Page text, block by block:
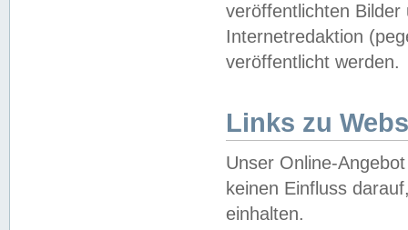
veröffentlichten
Internetredaktion
veröffentlicht werden.
Links zu
Unser Online-
keinen Einfluss
einhalten.